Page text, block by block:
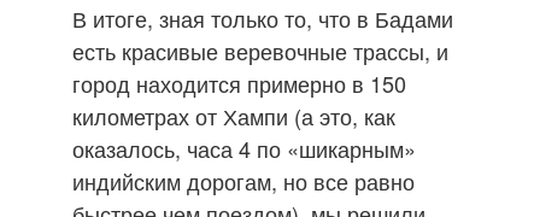
В итоге, зная только то, что в Бадами
есть красивые веревочные трассы, и
город находится примерно в 150
километрах от Хампи (а это, как
оказалось, часа 4 по «шикарным»
индийским дорогам, но все равно